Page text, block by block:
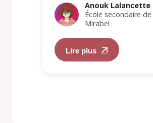
Anouk Lalancette
École secondaire de
Mirabel
Lire plus